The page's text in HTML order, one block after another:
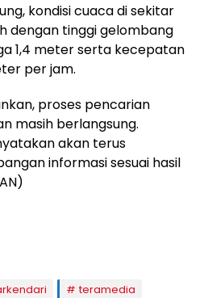
kondisi cuaca di sekitar
dengan tinggi gelombang
1,4 meter serta kecepatan
per jam.
proses pencarian
masih berlangsung.
akan terus
informasi sesuai hasil
teramedia